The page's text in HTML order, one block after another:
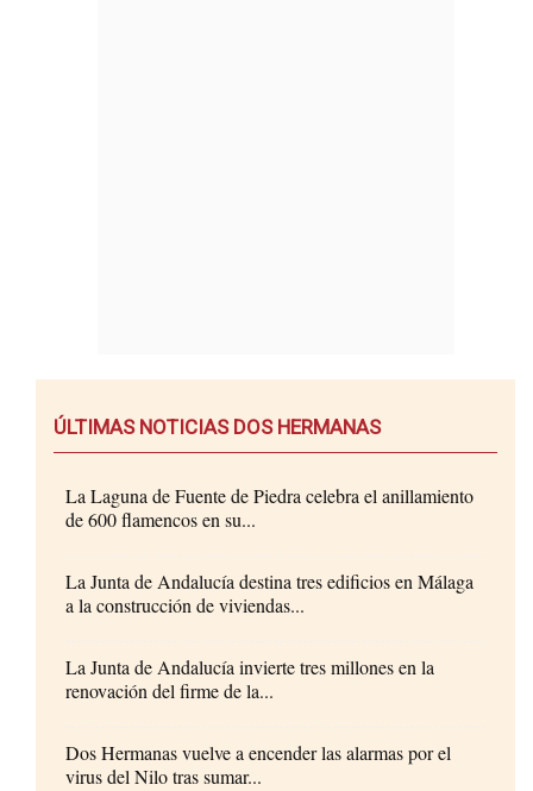
ÚLTIMAS NOTICIAS DOS HERMANAS
La Laguna de Fuente de Piedra celebra el anillamiento
de 600 flamencos en su...
La Junta de Andalucía destina tres edificios en Málaga
a la construcción de viviendas...
La Junta de Andalucía invierte tres millones en la
renovación del firme de la...
Dos Hermanas vuelve a encender las alarmas por el
virus del Nilo tras sumar...